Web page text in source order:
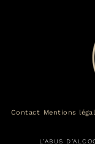
Contact Mentions
L’ABUS